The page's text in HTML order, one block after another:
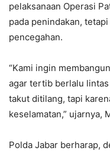
pelaksanaan Operasi
pada penindakan,
pencegahan.
“Kami ingin
agar tertib berlalu
takut ditilang, tapi
keselamatan,” ujarnya,
Polda Jabar berharap,